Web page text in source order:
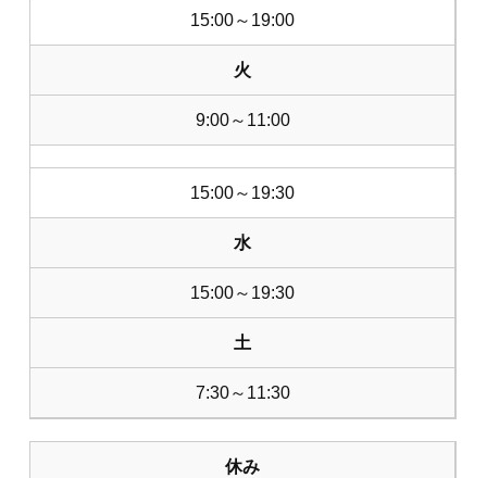
15:00～19:00
火
9:00～11:00
15:00～19:30
水
15:00～19:30
土
7:30～11:30
休み